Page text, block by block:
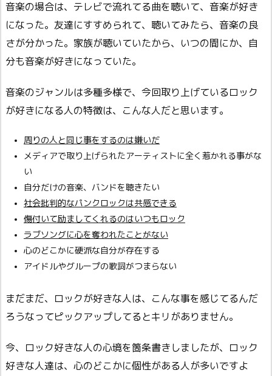
音楽の場合は、テレビで流れてる曲を聴いて、音楽が好き
になった。友達にすすめられて、聴いてみたら、音楽の良
さが分かった。家族が聴いていたから、いつの間にか、自
分も音楽が好きになっていた。
音楽のジャンルは多種多様で、今回取り上げているロック
が好きになる人の特徴は、こんな人だと思います。
周りの人と同じ事をするのは嫌いだ
メディアで取り上げられたアーティストに全く惹かれる事がな
い
自分だけの音楽、バンドを聴きたい
社会批判的なパンクロックは共感できる
傷付いて励ましてくれるのはいつもロック
ラブソングに心を奪われたことがない
心のどこかに硬派な自分が存在する
アイドルやグループの歌詞がつまらない
まだまだ、ロックが好きな人は、こんな事を感じてるんだ
ろうなってピックアップしてるとキリがありません。
今、ロック好きな人の心境を箇条書きしましたが、ロック
好きな人達は、心のどこかに個性がある人が多いですよ